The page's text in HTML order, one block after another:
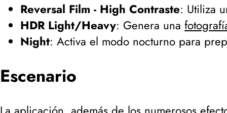
Reversal Film - High Contraste: Utiliza
HDR Light/Heavy: Genera una
Night: Activa el modo nocturno para
Escenario